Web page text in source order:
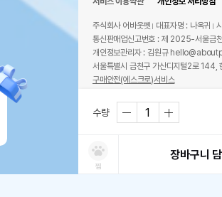
수량
찜
장바구니 담
주식회사 어바웃펫 대표자명 : 나옥귀
통신판매업신고번호 : 제 2025-서울
개인정보관리자 : 김원규
서울특별시 금천구 가산디지털2로
구매안전(에스크로)서비스